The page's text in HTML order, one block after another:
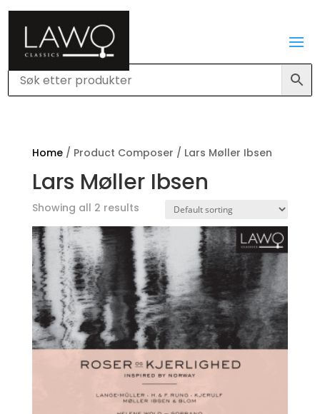
Home/ Product Composer / Lars Møller Ibsen
Lars Møller Ibsen
Showing all 2 results